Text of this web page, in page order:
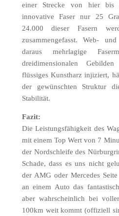
einer Strecke von hier
innovative Faser nur 25
24.000 dieser Fasern
zusammengefasst. Web-
daraus mehrlagige
dreidimensionalen
flüssiges Kunstharz injiziert,
der gewünschten Struktur
Stabilität.
Fazit:
Die Leistungsfähigkeit des
mit einem Top Wert von 7
der Nordschleife des
Schade, dass es uns nicht
der AMG oder Mercedes
an einem Auto das
aber wahrscheinlich bei
100km weit kommt (offiziell